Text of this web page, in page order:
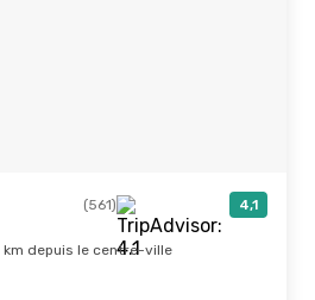
(561) 4,1
km depuis le centre-ville